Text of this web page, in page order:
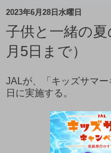
2023年6月28日水曜日
子供と一緒の
月5日まで）
JALが、「キッズサマ
日に実施する。